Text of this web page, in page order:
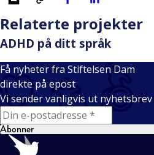
Relaterte projekter
ADHD på ditt språk
Få nyheter fra Stiftelsen Dam
direkte på epost
Vi sender vanligvis ut
E-mail
Abonner
Bunntekst